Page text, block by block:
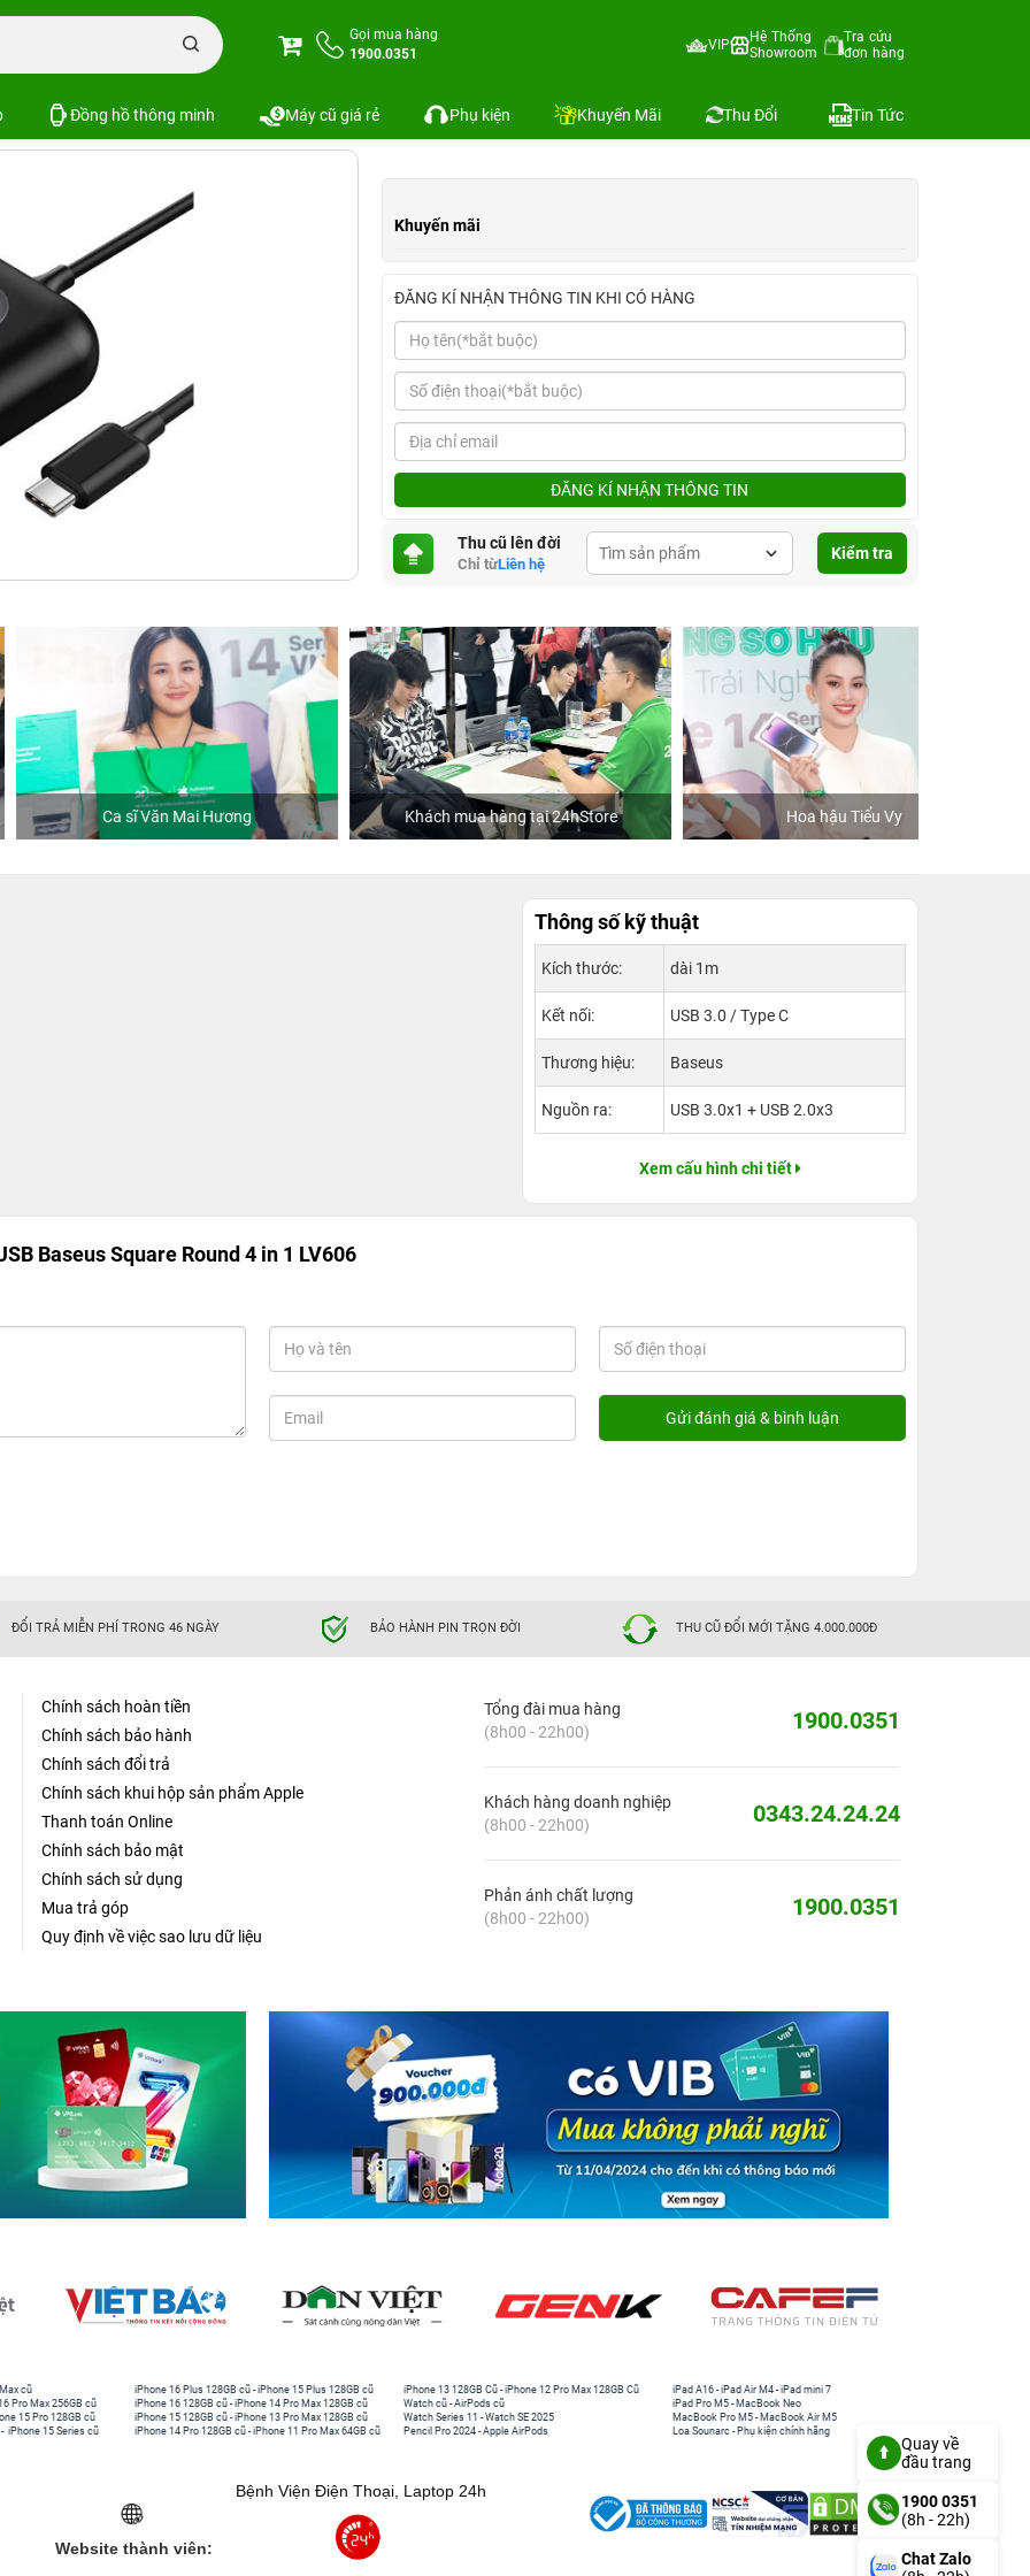
Gọi mua hàng
1900.0351
VIP
Hệ Thống
Showroom
Tra cứu
đơn hàng
Đồng hồ thông minh Máy cũ giá rẻ Phụ kiện Khuyến Mãi Thu Đổi Tin Tức
USB Baseus Square Round 4 in 1 LV606
Khuyến mãi
ĐĂNG KÍ NHẬN THÔNG TIN KHI CÓ HÀNG
ĐĂNG KÍ NHẬN THÔNG TIN
Thu cũ lên đời
Chỉ từLiên hệ
Kiểm tra
Ca sĩ Văn Mai Hương Khách mua hàng tại 24hStore Hoa hậu Tiểu Vy
Thông số kỹ thuật
Kích thước: dài 1m
Kết nối: USB 3.0 / Type C
Thương hiệu: Baseus
Nguồn ra: USB 3.0x1 + USB 2.0x3
Xem cấu hình chi tiết
Baseus Square Round 4 in 1 LV606
ĐỔI TRẢ MIỄN PHÍ TRONG 46 NGÀY BẢO HÀNH PIN TRỌN ĐỜI THU CŨ ĐỔI MỚI TẶNG 4.000.000Đ
Chính sách hoàn tiền
Chính sách bảo hành
Chính sách đổi trả
Chính sách khui hộp sản phẩm Apple
Thanh toán Online
Chính sách bảo mật
Chính sách sử dụng
Mua trả góp
Quy định về việc sao lưu dữ liệu
Tổng đài mua hàng
(8h00 - 22h00)
1900.0351
Khách hàng doanh nghiệp
(8h00 - 22h00)
0343.24.24.24
Phản ánh chất lượng
(8h00 - 22h00)
1900.0351
cũ
Pro Max 256GB cũ
15 Pro 128GB cũ
- iPhone 15 Series cũ
iPhone 16 Plus 128GB cũ -iPhone 15 Plus 128GB cũ
iPhone 16 128GB cũ -iPhone 14 Pro Max 128GB cũ
iPhone 15 128GB cũ -iPhone 13 Pro Max 128GB cũ
iPhone 14 Pro 128GB cũ -iPhone 11 Pro Max 64GB cũ
iPhone 13 128GB Cũ -iPhone 12 Pro Max 128GB Cũ
Watch cũ -AirPods cũ
Watch Series 11 -Watch SE 2025
Pencil Pro 2024 -Apple AirPods
iPad A16 -iPad Air M4 -iPad mini 7
iPad Pro M5 - MacBook Neo
MacBook Pro M5 - MacBook Air M5
Loa Sounarc - Phụ kiện chính hãng
Website thành viên:
Bệnh Viện Điện Thoại, Laptop 24h
Quay về
đầu trang
1900 0351
(8h - 22h)
Chat Zalo